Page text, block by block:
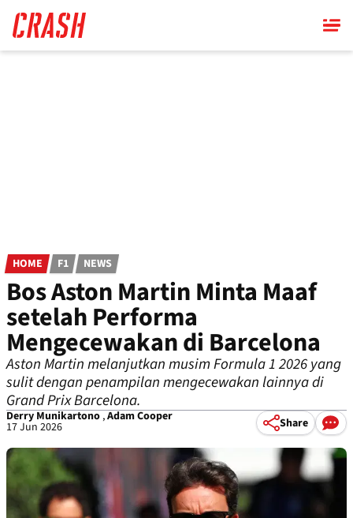
main
content
HOME F1 NEWS
Bos Aston Martin Minta Maaf
setelah Performa
Mengecewakan di Barcelona
Aston Martin melanjutkan musim Formula 1 2026 yang
sulit dengan penampilan mengecewakan lainnya di
Grand Prix Barcelona.
Derry Munikartono,Adam Cooper
17 Jun 2026 Share